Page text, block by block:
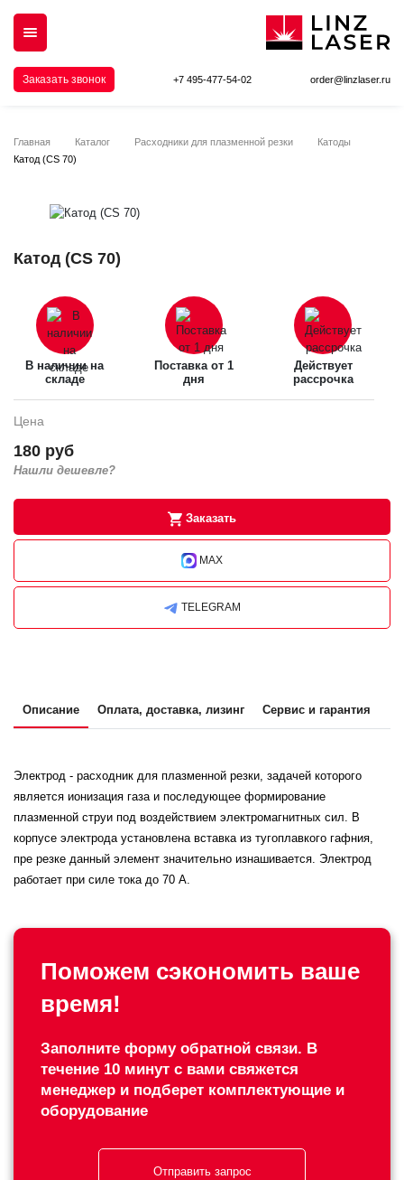
Заказать звонок +7 495-477-54-02 order@linzlaser.ru
Главная Каталог Расходники для плазменной резки
Катоды
Катод (CS 70)
Катод (CS 70)
В наличии на
складе
Поставка от 1
дня
Действует
рассрочка
Цена
180 руб
Нашли дешевле?
Заказать
MAX
TELEGRAM
Описание Оплата, доставка, лизинг Сервис и гарантия
Электрод - расходник для плазменной резки, задачей которого
является ионизация газа и последующее формирование
плазменной струи под воздействием электромагнитных сил. В
корпусе электрода установлена вставка из тугоплавкого гафния,
пре резке данный элемент значительно изнашивается. Электрод
работает при силе тока до 70 А.
Поможем сэкономить ваше
время!
Заполните форму обратной связи. В
течение 10 минут с вами свяжется
менеджер и подберет комплектующие и
оборудование
Отправить запрос